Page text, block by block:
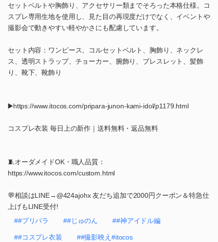
セットベルトや胸飾り、アクセサリー類までそろった本格仕様。コ
スプレ専用生地を使用し、見た目の再現度だけでなく、イベントや
撮影会で動きやすい軽やかさにも配慮しています。
セット内容：ワンピース、コルセットベルト、胸飾り、ネックレ
ス、透明ストラップ、チョーカー、腕飾り、ブレスレット、髪飾
り、靴下、靴飾り
▶️https://www.itocos.com/pripara-junon-kami-idol/p1179.html
コスプレ衣装 毎日上の新作｜送料無料・返品無料
🧵オーダメイドOK・職人品質：
https://www.itocos.com/custom.html
💬相談はLINE→@424ajohx 友だち追加で2000円クーポン＆特急仕
上げもLINE受付!
##プリパラ
##じゅのん ##神アイドル編
##コスプレ衣装 ##撮影映え#itocos